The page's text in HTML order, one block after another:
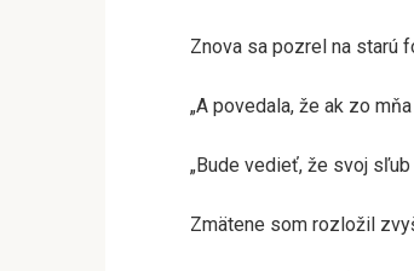
Znova sa pozrel na starú
„A povedala, že ak zo
„Bude vedieť, že svoj sľub
Zmätene som rozložil